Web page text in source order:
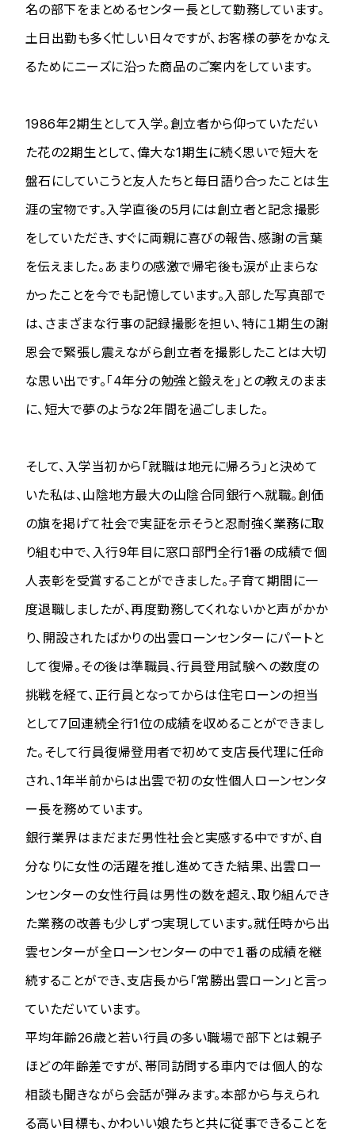
名の部下をまとめるセンター長として勤務しています。
土日出勤も多く忙しい日々ですが、お客様の夢をかなえ
るためにニーズに沿った商品のご案内をしています。
1986年2期生として入学。創立者から仰っていただい
た花の2期生として、偉大な1期生に続く思いで短大を
盤石にしていこうと友人たちと毎日語り合ったことは生
涯の宝物です。入学直後の5月には創立者と記念撮影
をしていただき、すぐに両親に喜びの報告、感謝の言葉
を伝えました。あまりの感激で帰宅後も涙が止まらな
かったことを今でも記憶しています。入部した写真部で
は、さまざまな行事の記録撮影を担い、特に１期生の謝
恩会で緊張し震えながら創立者を撮影したことは大切
な思い出です。「4年分の勉強と鍛えを」との教えのまま
に、短大で夢のような2年間を過ごしました。
そして、入学当初から「就職は地元に帰ろう」と決めて
いた私は、山陰地方最大の山陰合同銀行へ就職。創価
の旗を掲げて社会で実証を示そうと忍耐強く業務に取
り組む中で、入行9年目に窓口部門全行1番の成績で個
人表彰を受賞することができました。子育て期間に一
度退職しましたが、再度勤務してくれないかと声がかか
り、開設されたばかりの出雲ローンセンターにパートと
して復帰。その後は準職員、行員登用試験への数度の
挑戦を経て、正行員となってからは住宅ローンの担当
として7回連続全行1位の成績を収めることができまし
た。そして行員復帰登用者で初めて支店長代理に任命
され、1年半前からは出雲で初の女性個人ローンセンタ
ー長を務めています。
銀行業界はまだまだ男性社会と実感する中ですが、自
分なりに女性の活躍を推し進めてきた結果、出雲ロー
ンセンターの女性行員は男性の数を超え、取り組んでき
た業務の改善も少しずつ実現しています。就任時から出
雲センターが全ローンセンターの中で１番の成績を継
続することができ、支店長から「常勝出雲ローン」と言っ
ていただいています。
平均年齢26歳と若い行員の多い職場で部下とは親子
ほどの年齢差ですが、帯同訪問する車内では個人的な
相談も聞きながら会話が弾みます。本部から与えられ
る高い目標も、かわいい娘たちと共に従事できることを